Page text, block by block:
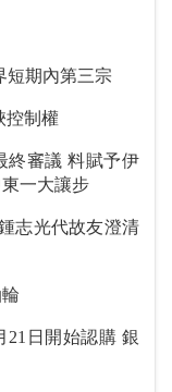
短期內第三宗
取霍峽控制權
料賦予伊
一大讓步